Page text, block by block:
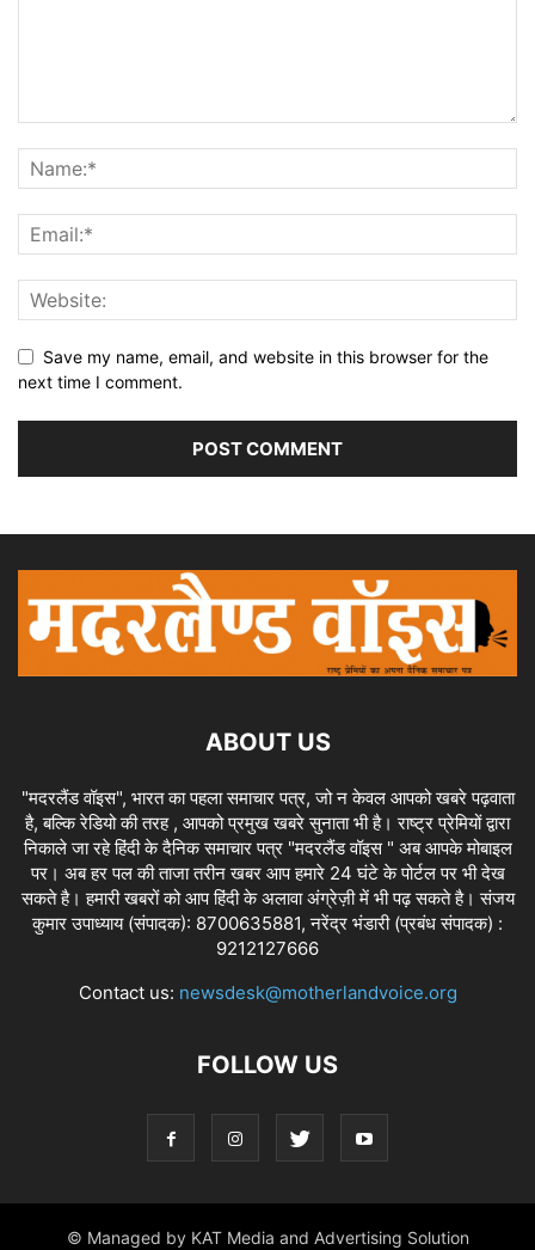
Save my name, email, and website in this browser for the
next time I comment.
ABOUT US
"मदरलैंड वॉइस", भारत का पहला समाचार पत्र, जो न केवल आपको खबरे पढ़वाता
है, बल्कि रेडियो की तरह , आपको प्रमुख खबरे सुनाता भी है। राष्ट्र प्रेमियों द्वारा
निकाले जा रहे हिंदी के दैनिक समाचार पत्र "मदरलैंड वॉइस " अब आपके मोबाइल
पर। अब हर पल की ताजा तरीन खबर आप हमारे 24 घंटे के पोर्टल पर भी देख
सकते है। हमारी खबरों को आप हिंदी के अलावा अंग्रेज़ी में भी पढ़ सकते है। संजय
कुमार उपाध्याय (संपादक): 8700635881, नरेंद्र भंडारी (प्रबंध संपादक) :
9212127666
Contact us: newsdesk@motherlandvoice.org
FOLLOW US
© Managed by KAT Media and Advertising Solution